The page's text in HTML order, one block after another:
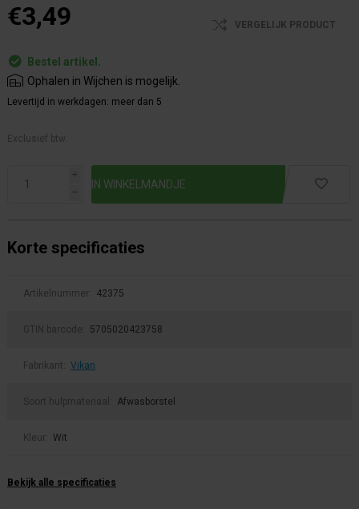
€3,49 VERGELIJK PRODUCT
Bestel artikel.
Ophalen in Wijchen is mogelijk.
Levertijd in werkdagen: meer dan 5
Exclusief btw.
i
h
Korte specificaties
Artikelnummer: 42375
GTIN barcode: 5705020423758
Fabrikant: Vikan
Soort hulpmateriaal: Afwasborstel
Kleur: Wit
Bekijk alle specificaties